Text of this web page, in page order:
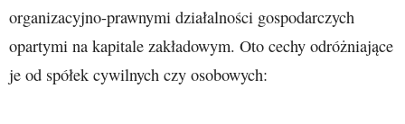
organizacyjno-prawnymi działalności gospodarczych
opartymi na kapitale zakładowym. Oto cechy odróżniające
je od spółek cywilnych czy osobowych: